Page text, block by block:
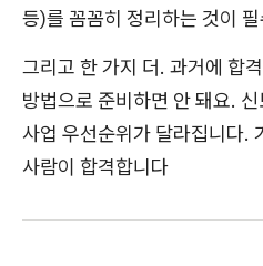
등)를 꼼꼼히 정리하는 것이
그리고 한 가지 더. 과거에 합
방법으로 준비하면 안 돼요.
사업 우선순위가 달라집니다.
사람이 합격합니다